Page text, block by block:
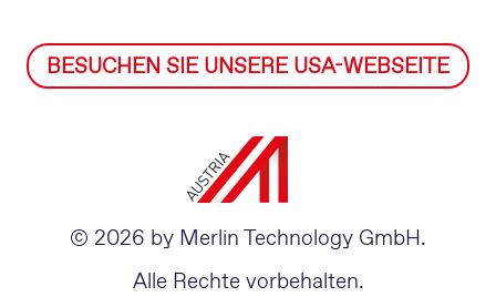
BESUCHEN SIE UNSERE USA-WEBSEITE
© 2026 by Merlin Technology GmbH.
Alle Rechte vorbehalten.